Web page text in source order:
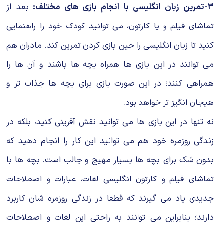
۳-تمرین زبان انگلیسی با انجام بازی های مختلف:
بعد از
تماشای فیلم و یا کارتون، می توانید کودک خود را راهنمایی
کنید تا زبان انگلیسی را حین بازی کردن تمرین کند. مادران هم
می توانند در این بازی ها همراه بچه ها باشند و آن ها را
همراهی کنند؛ در این صورت بازی برای بچه ها جذاب تر و
هیجان انگیز تر خواهد بود.
نه تنها در این بازی ها می توانید نقش آفرینی کنید، بلکه در
زندگی روزمره خود هم می توانید این کار را انجام دهید که
بدون شک برای بچه ها بسیار مهیج و جالب است. بچه ها با
تماشای فیلم و کارتون انگلیسی لغات، عبارات و اصطلاحات
جدیدی یاد می گیرند که قطعا در زندگی روزمره شان کاربرد
دارند؛ بنابراین می توانند به راحتی این لغات و اصطلاحات